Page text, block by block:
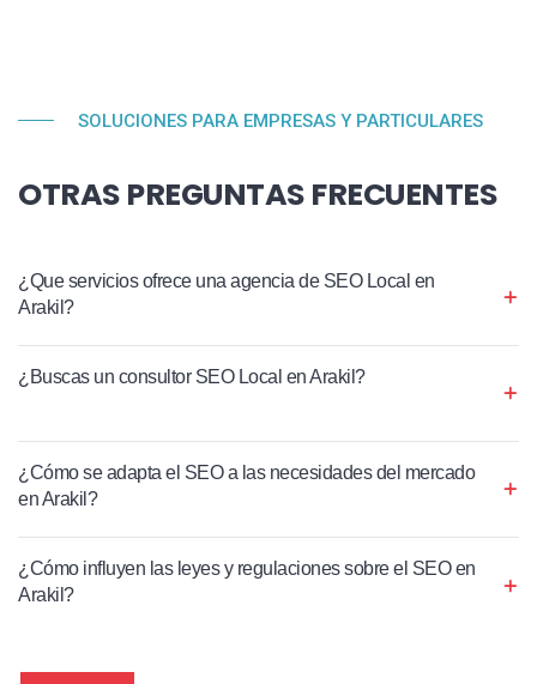
SOLUCIONES PARA EMPRESAS Y PARTICULARES
OTRAS PREGUNTAS FRECUENTES
¿Que servicios ofrece una agencia de SEO Local en
Arakil?
¿Buscas un consultor SEO Local en Arakil?
¿Cómo se adapta el SEO a las necesidades del mercado
en Arakil?
¿Cómo influyen las leyes y regulaciones sobre el SEO en
Arakil?